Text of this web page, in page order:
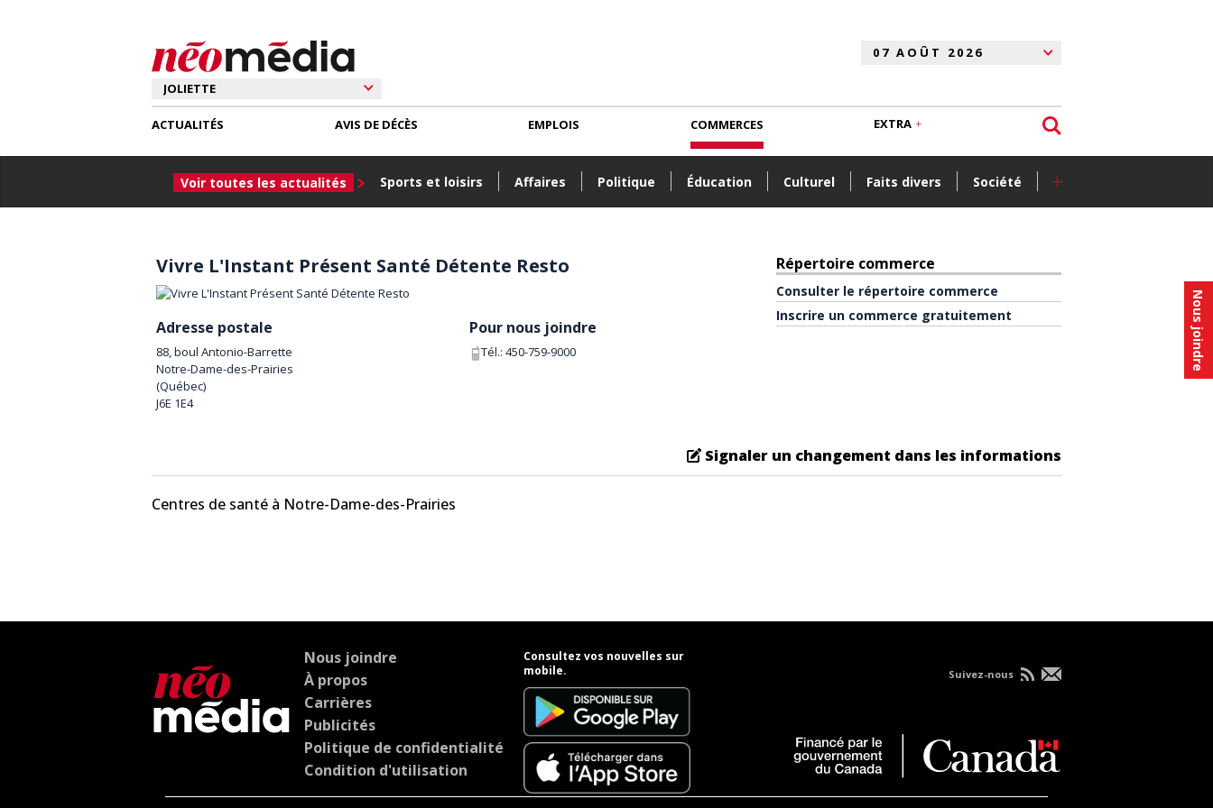
Nous joindre
ACTUALITÉS
Voir toutes les actualités Sports et loisirs Affaires Politique Éducation Culturel Faits divers Société +
AVIS DE DÉCÈS EMPLOIS COMMERCES EXTRA
Vivre L'Instant Présent Santé Détente Resto
Adresse postale
88, boul Antonio-Barrette
Notre-Dame-des-Prairies
(Québec)
J6E 1E4
Pour nous joindre
Tél.: 450-759-9000
Répertoire commerce
Consulter le répertoire commerce
Inscrire un commerce gratuitement
Signaler un changement dans les informations
Centres de santé à Notre-Dame-des-Prairies
Nous joindre
À propos
Carrières
Publicités
Politique de confidentialité
Condition d'utilisation
Consultez vos nouvelles sur
mobile.
Suivez-nous